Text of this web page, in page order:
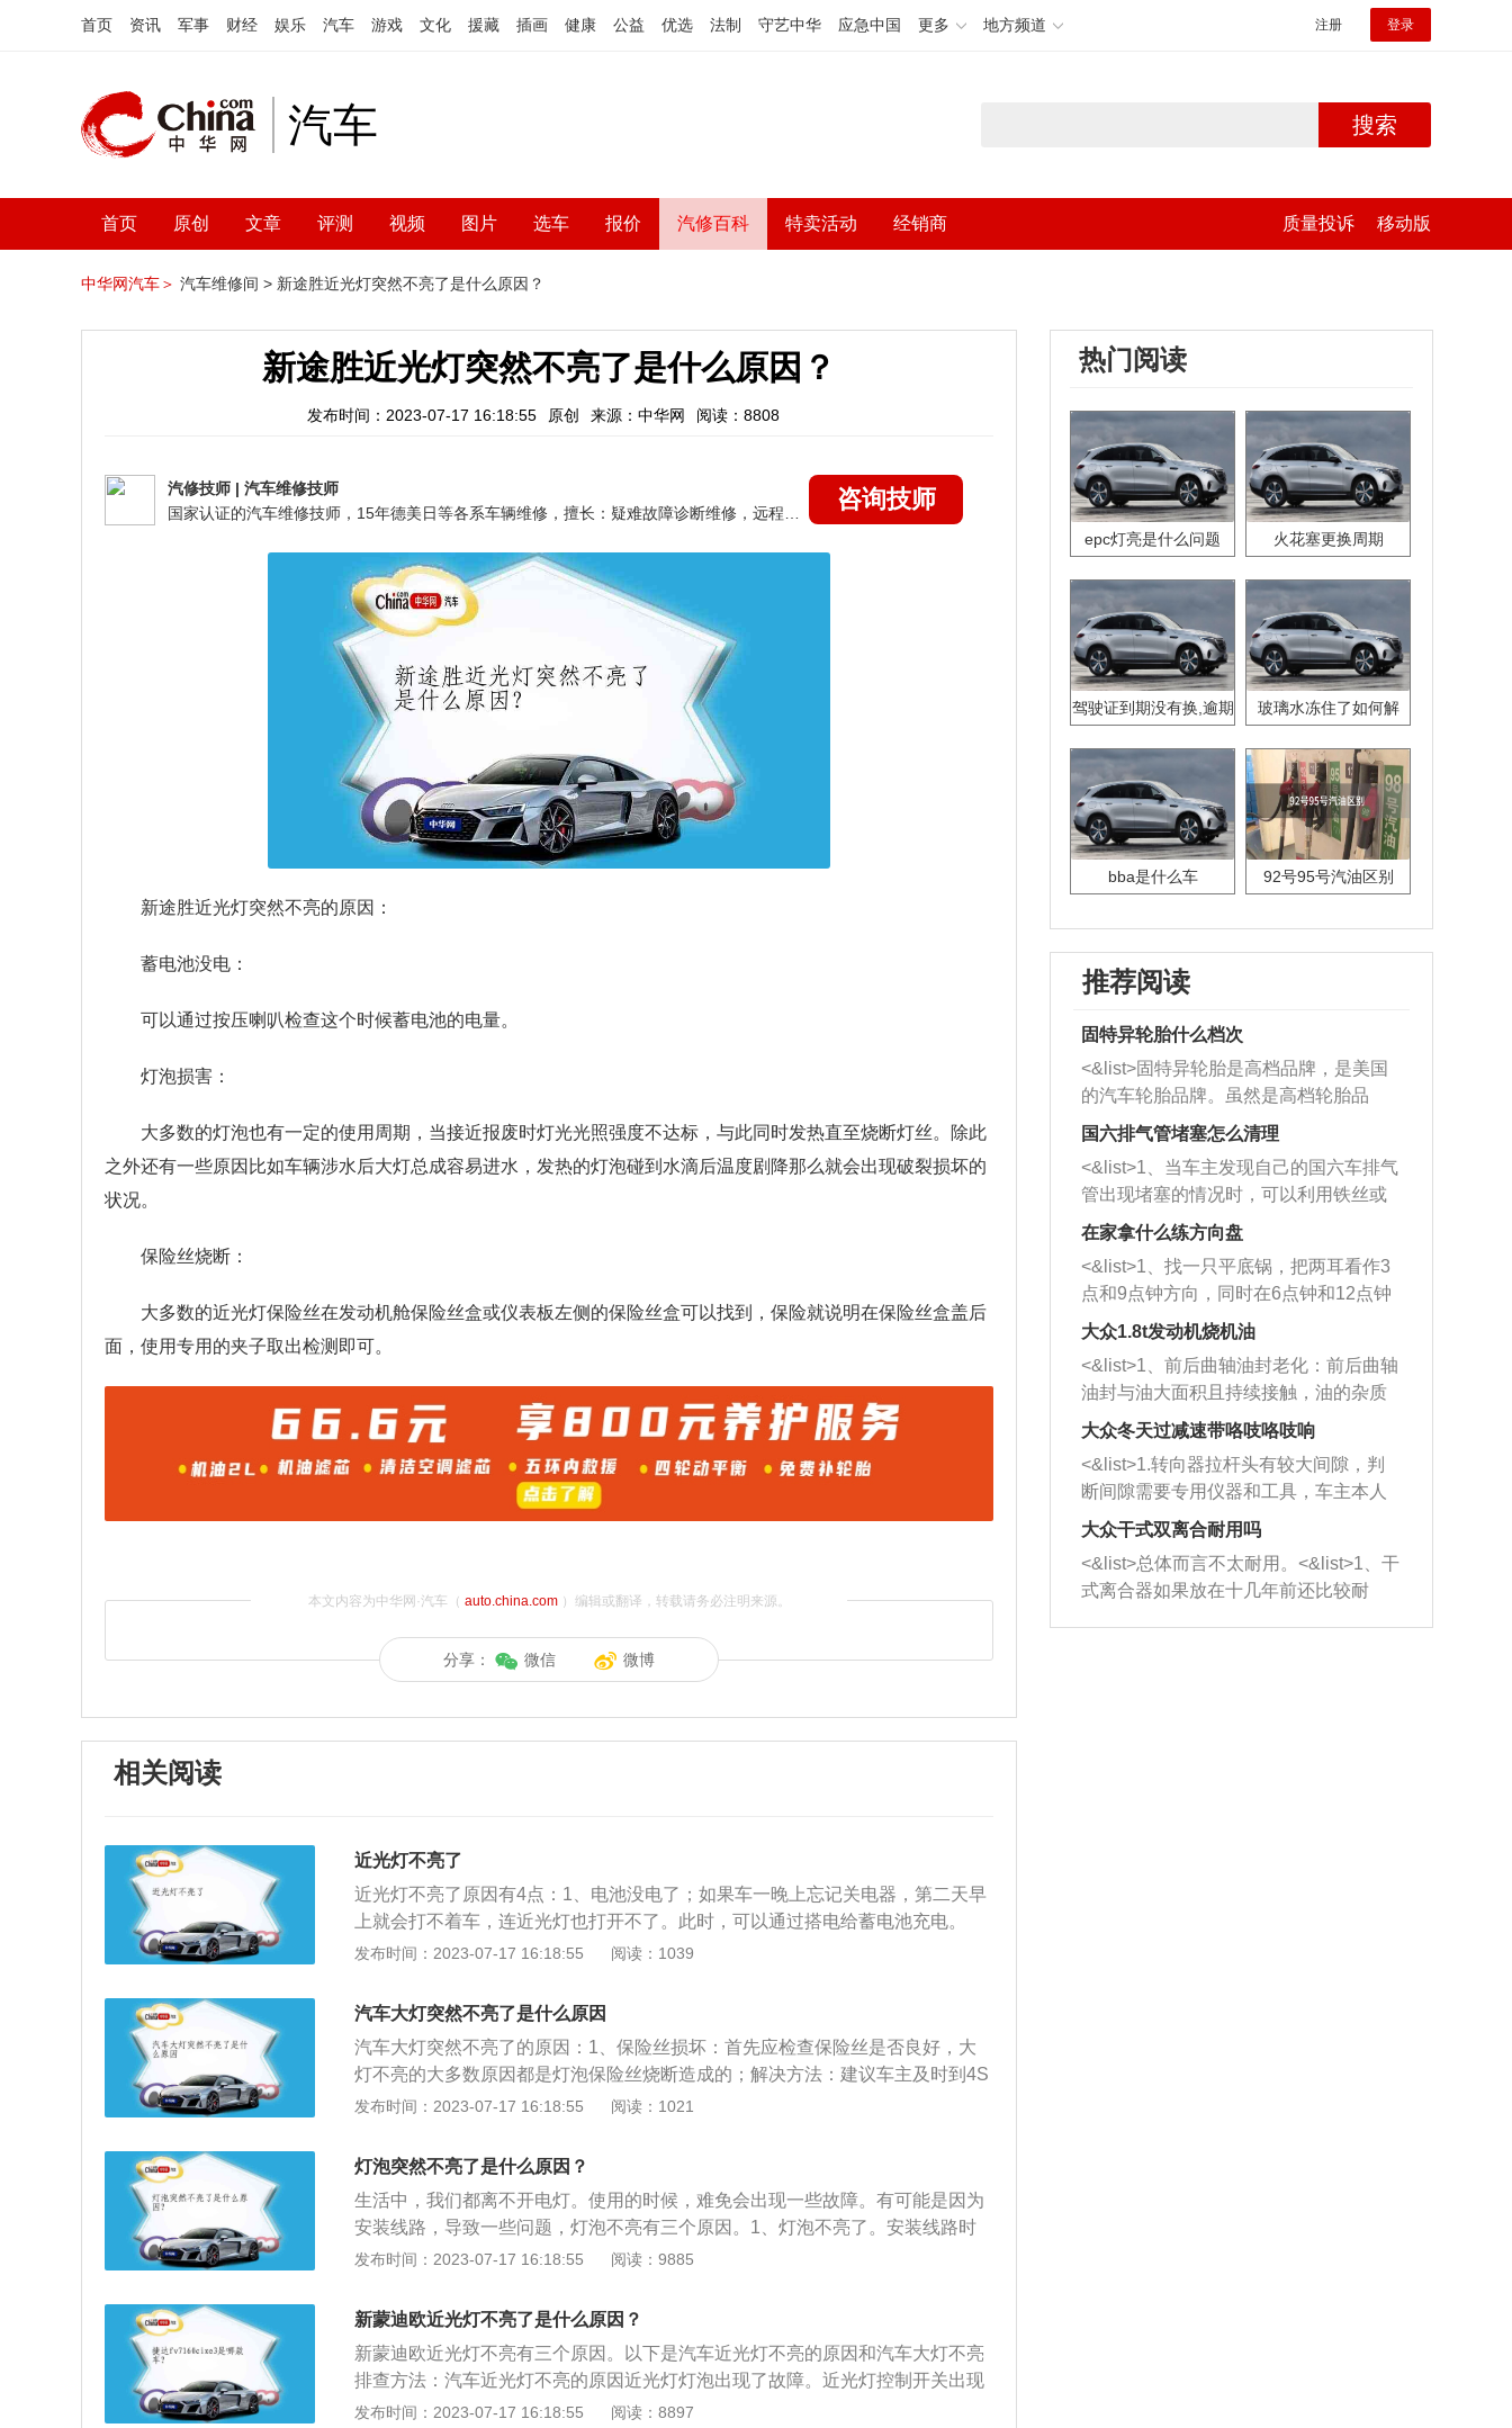
首页 资讯 军事 财经 娱乐 汽车 游戏 文化 援藏 插画 健康 公益 优选 法制 守艺中华 应急中国 更多 地方频道 注册 登录
汽车 搜索
首页 原创 文章 评测 视频 图片 选车 报价 汽修百科 特卖活动 经销商 质量投诉 移动版
中华网汽车＞ 汽车维修间 > 新途胜近光灯突然不亮了是什么原因？
新途胜近光灯突然不亮了是什么原因？
发布时间：2023-07-17 16:18:55 原创 来源：中华网 阅读：8808
汽修技师 | 汽车维修技师
咨询技师
新途胜近光灯突然不亮的原因：
蓄电池没电：
可以通过按压喇叭检查这个时候蓄电池的电量。
灯泡损害：
大多数的灯泡也有一定的使用周期，当接近报废时灯光光照强度不达标，与此同时发热直至烧断灯丝。除此
之外还有一些原因比如车辆涉水后大灯总成容易进水，发热的灯泡碰到水滴后温度剧降那么就会出现破裂损坏的
状况。
保险丝烧断：
大多数的近光灯保险丝在发动机舱保险丝盒或仪表板左侧的保险丝盒可以找到，保险就说明在保险丝盒盖后
面，使用专用的夹子取出检测即可。
本文内容为中华网·汽车（ auto.china.com）编辑或翻译，转载请务必注明来源。
分享： 微信 微博
相关阅读
近光灯不亮了
近光灯不亮了原因有4点：1、电池没电了；如果车一晚上忘记关电器，第二天早
上就会打不着车，连近光灯也打开不了。此时，可以通过搭电给蓄电池充电。
2、灯泡损坏；如果汽车大灯远光灯正常亮，只有近光灯不亮，那么一般就是近
换完灯泡后近光灯还是不亮，就需要找专业人士来检查和维修了。3、保险丝熔
断了；一般的近光灯保险丝在发动机舱保险丝盒或者仪表板左侧的保险丝盒可以
找到，把熔断得保险丝更换掉即可。4、近光控制电路有故障；有可能是车灯控
制开关有问题，这种情况需要到修理店进行检修。
发布时间：2023-07-17 16:18:55 阅读：1039
汽车大灯突然不亮了是什么原因
汽车大灯突然不亮了的原因：1、保险丝损坏：首先应检查保险丝是否良好，大
灯不亮的大多数原因都是灯泡保险丝烧断造成的；解决方法：建议车主及时到4S
店或者汽车修理店进行保险丝的检测或修理，若保险丝损坏较严重，应及时更换
车大灯不亮；解决方法：车主应及时检查汽车大灯线路，若车主个人无法完成检
查或更换，可到4S店或者汽车修理店进行检测；3、导线发热：导致线路的电阻
增大，前照灯的发光强度下降，严重时前照灯线路会因导线绝缘层熔化而短路，
甚至发生线路烧毁或汽车火灾事故；解决方法：建议车主去4S店或修理厂进行导
线的检测或维修，车主个人无法解决此问题或容易使汽车产生新的问题，造成不
不能断开或接通，就会导致灯光强度弱或是不亮；解决方法：检查灯光线路控制
继电器组合开关等，并及时维修即可。
发布时间：2023-07-17 16:18:55 阅读：1021
灯泡突然不亮了是什么原因？
生活中，我们都离不开电灯。使用的时候，难免会出现一些故障。有可能是因为
安装线路，导致一些问题，灯泡不亮有三个原因。1、灯泡不亮了。安装线路时
可能会出现问题，这是常见的原因。如果灯泡的接线端口松动或导线氧化，也会
障。我们需要检查这盏灯是否有问题。如果灯不亮，其他灯亮，我们需要检查灯
座3、电压故障。如果电压过低，此时灯泡可能不亮。
发布时间：2023-07-17 16:18:55 阅读：9885
新蒙迪欧近光灯不亮了是什么原因？
新蒙迪欧近光灯不亮有三个原因。以下是汽车近光灯不亮的原因和汽车大灯不亮
排查方法：汽车近光灯不亮的原因近光灯灯泡出现了故障。近光灯控制开关出现
了故障。部分电路出现了故障。汽车大灯不亮排查方法：熔丝是否烧断。灯都
发布时间：2023-07-17 16:18:55 阅读：8897
热门阅读
epc灯亮是什么问题 火花塞更换周期
驾驶证到期没有换,逾期
玻璃水冻住了如何解
bba是什么车 92号95号汽油区别
推荐阅读
固特异轮胎什么档次
<&list>固特异轮胎是高档品牌，是美国
的汽车轮胎品牌。虽然是高档轮胎品
牌，但是中高低端的轮胎都有生产，这
也是为了更好的开拓市场。
国六排气管堵塞怎么清理
<&list>1、当车主发现自己的国六车排气
管出现堵塞的情况时，可以利用铁丝或
者是细棍，直接将杂物给取出来，如果
堵塞情况比较严重，也可以采取应急措
施。 <&list>2、直接利用木棍将所有的
杂物推到排气管里面的位置处，然后将
三元催化器拆解开，就可以将堵塞的东
西取出来。但如果是因为积碳过多引起
的堵塞，就需要将三元催化器泡在草酸
洗剂对堵塞的情况得到解决，将清洗剂
放在燃油箱中，与燃油混合后，车辆启
动时，就可以和汽油一起进入到燃烧
室，最后形成废气排出，就可以让三元
催化器得到清洗，排气管堵塞的情况就
能够得到解决。
在家拿什么练方向盘
<&list>1、找一只平底锅，把两耳看作3
点和9点钟方向，同时在6点钟和12点钟
方向做一个标记。 <&list>2、双手握住
一圈半的练习，往右同样也要打相同的
圈数。 <&list>3、最后强调要反复练
习，这样就可以形成肌肉记忆，在真实
驾驶车辆时，不需要记忆也能打好方
向。
大众1.8t发动机烧机油
<&list>1、前后曲轴油封老化：前后曲轴
油封与油大面积且持续接触，油的杂质
和发动机内持续温度变化使其密封效果
逐渐减弱，导致渗油或漏油。<&list>2、
活塞间隙过大：积碳会使活塞环与缸体
的间隙扩大，导致机油流入燃烧室中，
造成烧机油。<&list>3、机油粘度。使用
机油粘度过小的话，同样会有烧机油现
象，机油粘度过小具有很好的流动性，
大众冬天过减速带咯吱咯吱响
<&list>1.转向器拉杆头有较大间隙，判
断间隙需要专用仪器和工具，车主本人
无法制作，需要将车辆送到修理厂或4s
店；<&list>2.车辆半轴套管防尘罩破
裂，破裂后会出现漏油现象，使半轴磨
损严重，磨损的半轴容易损坏，产生异
响；<&list>3.稳定器的转向胶套和球头
大众干式双离合耐用吗
<&list>总体而言不太耐用。<&list>1、干
式离合器如果放在十几年前还比较耐